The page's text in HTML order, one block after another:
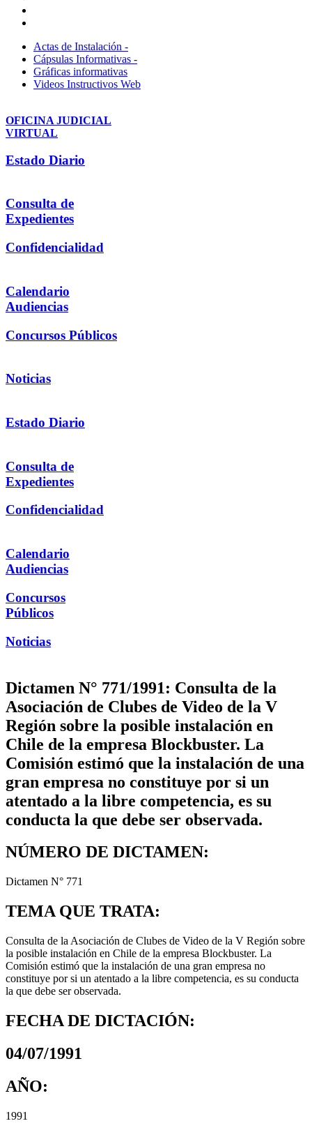
Actas de Instalación -
Cápsulas Informativas -
Gráficas informativas
Videos Instructivos Web
OFICINA JUDICIAL
VIRTUAL
Estado Diario
Consulta de
Expedientes
Confidencialidad
Calendario
Audiencias
Concursos Públicos
Noticias
Estado Diario
Consulta de
Expedientes
Confidencialidad
Calendario
Audiencias
Concursos
Públicos
Noticias
Dictamen N° 771/1991: Consulta de la
Asociación de Clubes de Video de la V
Región sobre la posible instalación en
Chile de la empresa Blockbuster. La
Comisión estimó que la instalación de una
gran empresa no constituye por si un
atentado a la libre competencia, es su
conducta la que debe ser observada.
NÚMERO DE DICTAMEN:
Dictamen N° 771
TEMA QUE TRATA:
Consulta de la Asociación de Clubes de Video de la V Región sobre
la posible instalación en Chile de la empresa Blockbuster. La
Comisión estimó que la instalación de una gran empresa no
constituye por si un atentado a la libre competencia, es su conducta
la que debe ser observada.
FECHA DE DICTACIÓN:
04/07/1991
AÑO:
1991